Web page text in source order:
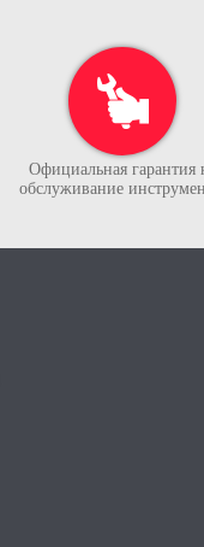
Официальная гарантия
обслуживание